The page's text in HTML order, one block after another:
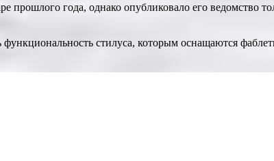
прошлого года, однако опубликовало его ведомство
стилуса, которым оснащаются